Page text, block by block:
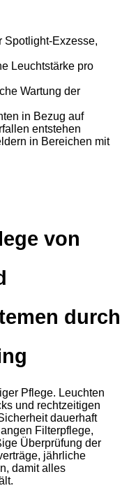
Spotlight-Exzesse,
Leuchtstärke pro
Wartung der
in Bezug auf
entstehen
in Bereichen mit
von
durch
Pflege. Leuchten
und rechtzeitigen
dauerhaft
Filterpflege,
Überprüfung der
jährliche
damit alles